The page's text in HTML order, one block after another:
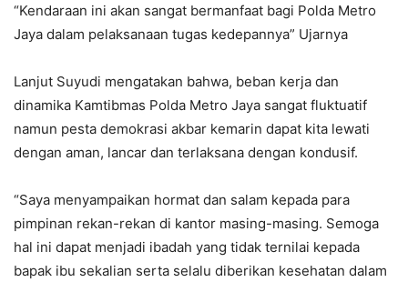
“Kendaraan ini akan sangat bermanfaat bagi Polda Metro
Jaya dalam pelaksanaan tugas kedepannya” Ujarnya
Lanjut Suyudi mengatakan bahwa, beban kerja dan
dinamika Kamtibmas Polda Metro Jaya sangat fluktuatif
namun pesta demokrasi akbar kemarin dapat kita lewati
dengan aman, lancar dan terlaksana dengan kondusif.
“Saya menyampaikan hormat dan salam kepada para
pimpinan rekan-rekan di kantor masing-masing. Semoga
hal ini dapat menjadi ibadah yang tidak ternilai kepada
bapak ibu sekalian serta selalu diberikan kesehatan dalam